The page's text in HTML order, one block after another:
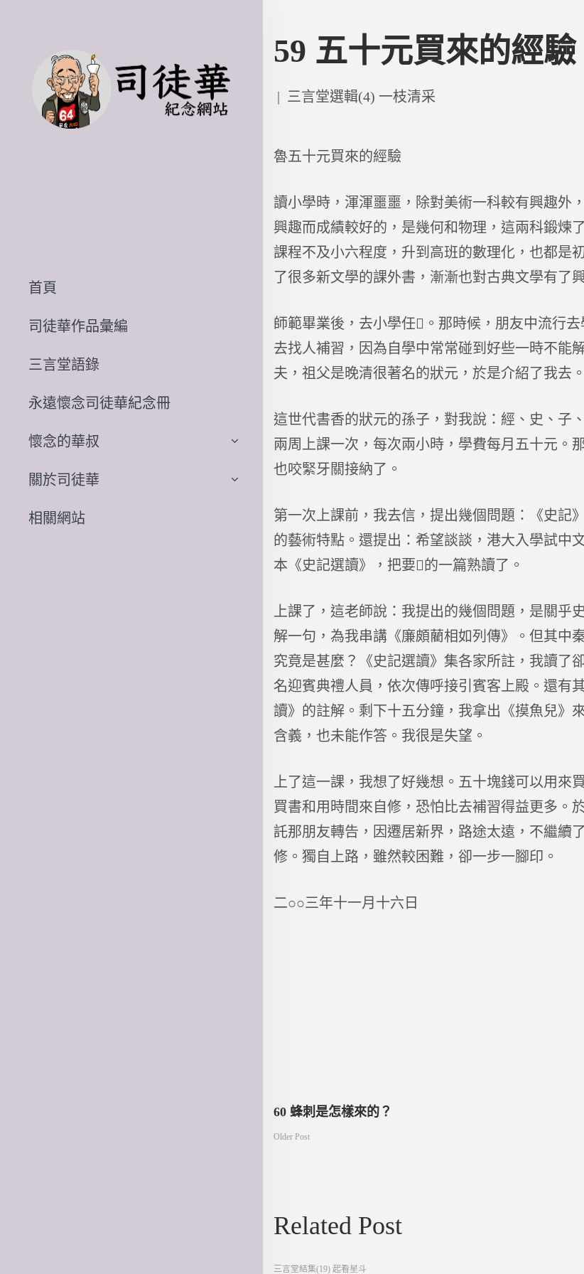
首頁
司徒華作品彙編
三言堂語錄
永遠懷念司徒華紀念冊
懷念的華叔
關於司徒華
相關網站
59 五十元買來的經驗
Posted
三言堂選輯(4) 一枝清采
魯五十元買來的經驗
讀小學時，渾渾噩噩，除對美術一科較有興趣外
興趣而成績較好的，是幾何和物理，這兩科鍛煉
課程不及小六程度，升到高班的數理化，也都是
了很多新文學的課外書，漸漸也對古典文學有了
師範畢業後，去小學任。那時候，朋友中流行
去找人補習，因為自學中常常碰到好些一時不能
夫，祖父是晚清很著名的狀元，於是介紹了我去。
這世代書香的狀元的孫子，對我說：經、史、
兩周上課一次，每次兩小時，學費每月五十元。
也咬緊牙關接納了。
第一次上課前，我去信，提出幾個問題：《史記
的藝術特點。還提出：希望談談，港大入學試中
本《史記選讀》，把要的一篇熟讀了。
上課了，這老師說：我提出的幾個問題，是關乎
解一句，為我串講《廉頗藺相如列傳》。但其中
究竟是甚麼？《史記選讀》集各家所註，我讀了
名迎賓典禮人員，依次傳呼接引賓客上殿。還有
讀》的註解。剩下十五分鐘，我拿出《摸魚兒》
含義，也未能作答。我很是失望。
上了這一課，我想了好幾想。五十塊錢可以用
買書和用時間來自修，恐怕比去補習得益更多。
託那朋友轉告，因遷居新界，路途太遠，不繼續
修。獨自上路，雖然較困難，卻一步一腳印。
二○○三年十一月十六日
文
導
覽
60 蜂刺是怎樣來的？
Older Post
Related Post
Posted
三言堂結集(19) 起看星斗